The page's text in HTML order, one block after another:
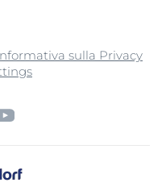
sulla Privacy